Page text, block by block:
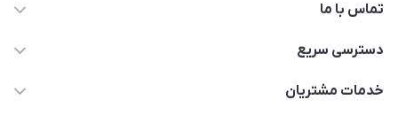
تماس با ما
09172138137
دسترسی سریع
حساب کاربری
خدمات مشتریان